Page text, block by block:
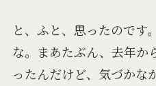
と、ふと、思ったのです
な。まあたぶん、去年か
ったんだけど、気づかな